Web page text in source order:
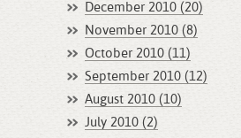
December 2010 (20)
November 2010 (8)
October 2010 (11)
September 2010 (12)
August 2010 (10)
July 2010 (2)